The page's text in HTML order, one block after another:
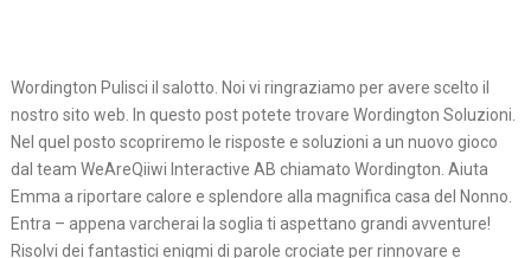
Wordington Pulisci il salotto. Noi vi ringraziamo per avere scelto il
nostro sito web. In questo post potete trovare Wordington Soluzioni.
Nel quel posto scopriremo le risposte e soluzioni a un nuovo gioco
dal team WeAreQiiwi Interactive AB chiamato Wordington. Aiuta
Emma a riportare calore e splendore alla magnifica casa del Nonno.
Entra – appena varcherai la soglia ti aspettano grandi avventure!
Risolvi dei fantastici enigmi di parole crociate per rinnovare e